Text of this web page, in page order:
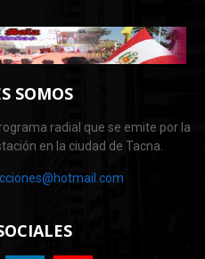
SOMOS
radial que se emite por la
en la ciudad de Tacna.